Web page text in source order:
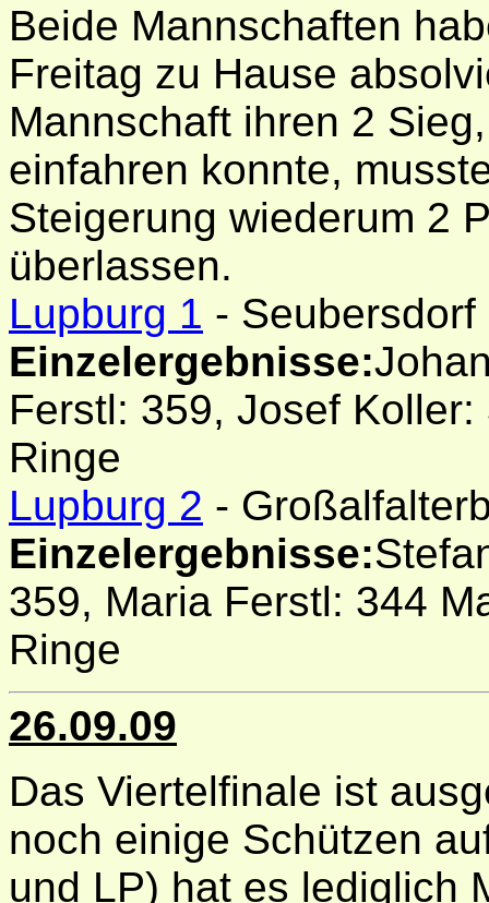
Beide Mannschaften
Freitag zu Hause
Mannschaft ihren 2
einfahren konnte,
Steigerung wiederum 2
überlassen.
Lupburg 1 -
Einzelergebnisse:
Ferstl: 359, Josef
Ringe
Lupburg 2 -
Einzelergebnisse:
359, Maria Ferstl: 344
Ringe
26.09.09
Das Viertelfinale ist
noch einige Schützen
und LP) hat es lediglich